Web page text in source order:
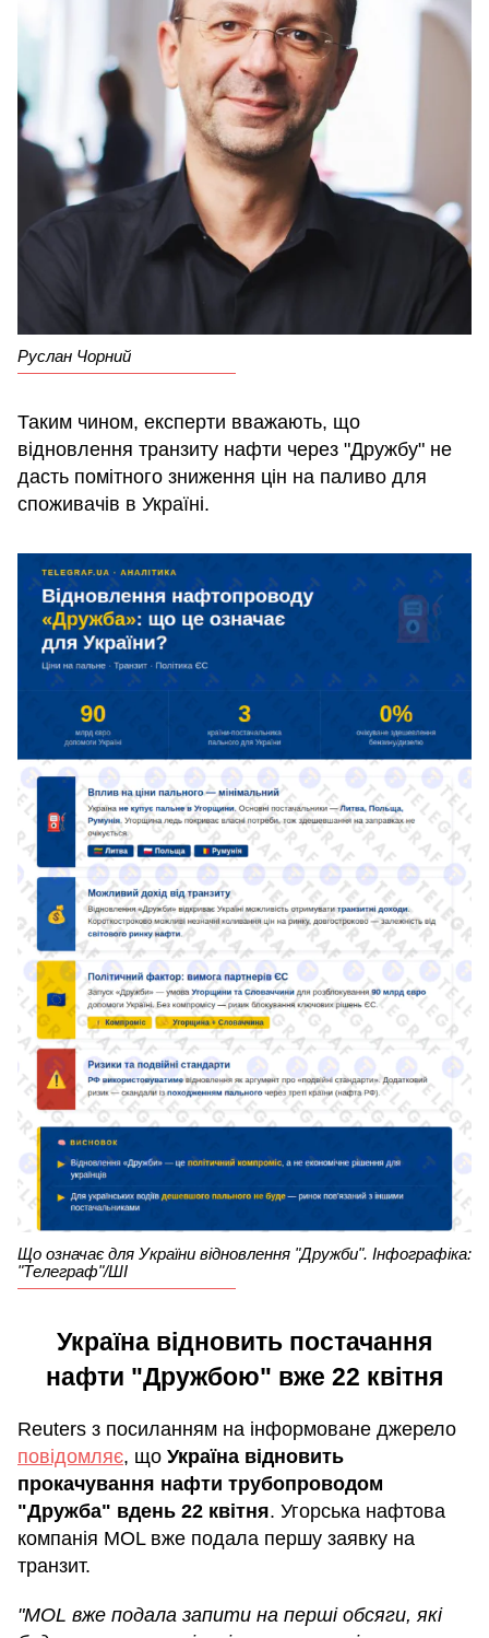
Руслан Чорний
Таким чином, експерти вважають, що
відновлення транзиту нафти через "Дружбу" не
дасть помітного зниження цін на паливо для
споживачів в Україні.
Що означає для України відновлення "Дружби". Інфографіка:
"Телеграф"/ШІ
Україна відновить постачання
нафти "Дружбою" вже 22 квітня
Reuters з посиланням на інформоване джерело
повідомляє, що Україна відновить
прокачування нафти трубопроводом
"Дружба" вдень 22 квітня. Угорська нафтова
компанія MOL вже подала першу заявку на
транзит.
"MOL вже подала запити на перші обсяги, які